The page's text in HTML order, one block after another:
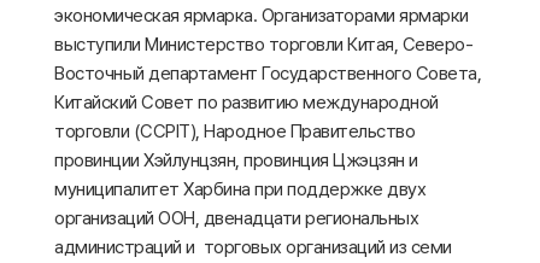
экономическая ярмарка. Организаторами ярмарки
выступили Министерство торговли Китая, Северо-
Восточный департамент Государственного Совета,
Китайский Совет по развитию международной
торговли (CCPIT), Народное Правительство
провинции Хэйлунцзян, провинция Цжэцзян и
муниципалитет Харбина при поддержке двух
организаций ООН, двенадцати региональных
администраций и торговых организаций из семи